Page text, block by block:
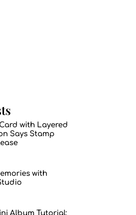
with Layered
Says Stamp
with
Album Tutorial: